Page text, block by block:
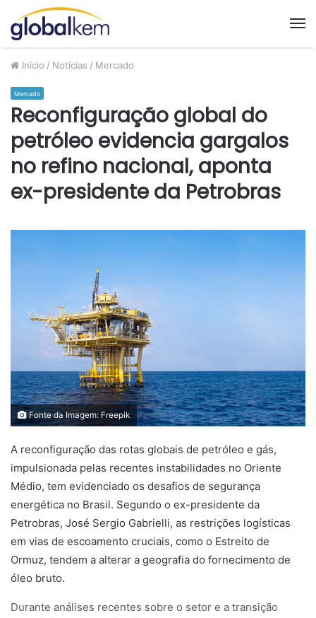
Início / Notícias / Mercado
Mercado
Reconfiguração global do
petróleo evidencia gargalos
no refino nacional, aponta
ex-presidente da Petrobras
Fonte da Imagem: Freepik
A reconfiguração das rotas globais de petróleo e gás,
impulsionada pelas recentes instabilidades no Oriente
Médio, tem evidenciado os desafios de segurança
energética no Brasil. Segundo o ex-presidente da
Petrobras, José Sergio Gabrielli, as restrições logísticas
em vias de escoamento cruciais, como o Estreito de
Ormuz, tendem a alterar a geografia do fornecimento de
óleo bruto.
Durante análises recentes sobre o setor e a transição